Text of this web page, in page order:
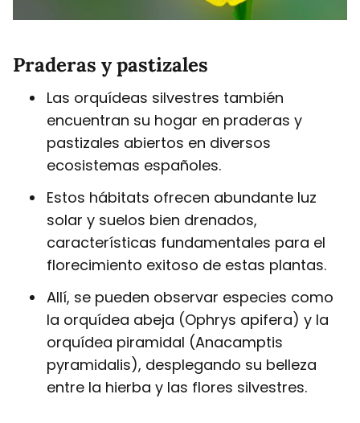
Praderas y pastizales
Las orquídeas silvestres también
encuentran su hogar en praderas y
pastizales abiertos en diversos
ecosistemas españoles.
Estos hábitats ofrecen abundante luz
solar y suelos bien drenados,
características fundamentales para el
florecimiento exitoso de estas plantas.
Allí, se pueden observar especies como
la orquídea abeja (Ophrys apifera) y la
orquídea piramidal (Anacamptis
pyramidalis), desplegando su belleza
entre la hierba y las flores silvestres.